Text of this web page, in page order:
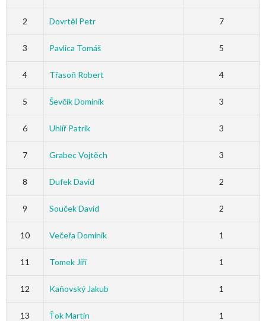
2 Dovrtěl Petr 7
3 Pavlica Tomáš 5
4 Třasoň Robert 4
5 Ševčík Dominik 3
6 Uhlíř Patrik 3
7 Grabec Vojtěch 3
8 Dufek David 2
9 Souček David 2
10 Večeřa Dominik 1
11 Tomek Jiří 1
12 Kaňovský Jakub 1
13 Ťok Martin 1